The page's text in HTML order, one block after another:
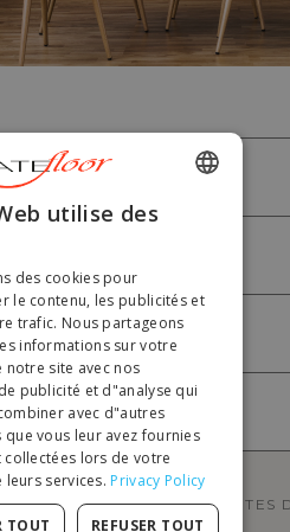
EST LE 1ER SITE DE
ENGLISH
GERMAN
ITALIAN
PORTUGUESE
POLISH
utilise des
des cookies pour
le contenu, les publicités et
trafic. Nous partageons
informations sur votre
notre site avec nos
publicité et d"analyse qui
avec d"autres
vous leur avez fournies
lors de votre
services. Privacy Policy
TOUT REFUSER TOUT